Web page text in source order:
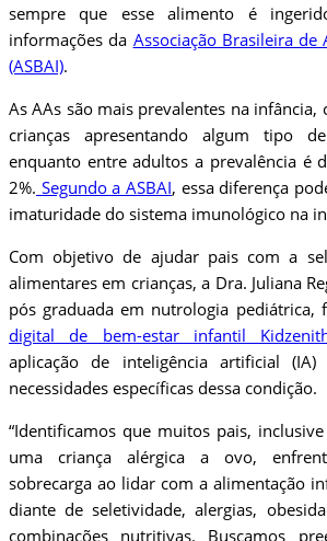
sempre que esse alimento é
informações da Associação Brasileira
(ASBAI).
As AAs são mais prevalentes na infância,
crianças apresentando algum tipo
enquanto entre adultos a prevalência é
2%. Segundo a ASBAI, essa diferença
imaturidade do sistema imunológico na
Com objetivo de ajudar pais com a
alimentares em crianças, a Dra. Juliana
pós graduada em nutrologia pediátrica,
digital de bem-estar infantil
aplicação de inteligência artificial
necessidades específicas dessa condição.
“Identificamos que muitos pais,
uma criança alérgica a ovo,
sobrecarga ao lidar com a alimentação
diante de seletividade, alergias,
combinações nutritivas. Buscamos